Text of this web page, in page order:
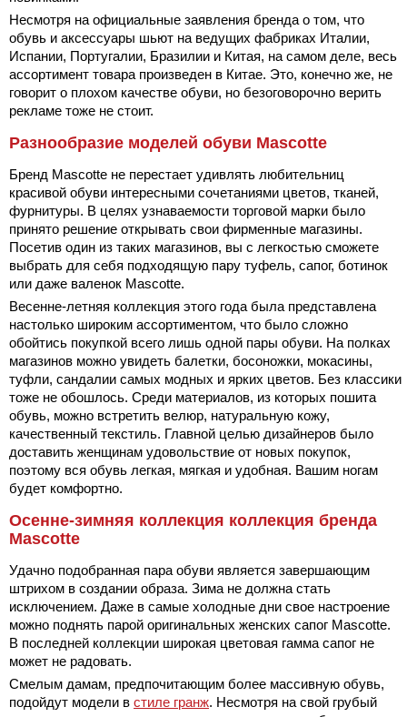
Несмотря на официальные заявления бренда о том, что
обувь и аксессуары шьют на ведущих фабриках Италии,
Испании, Португалии, Бразилии и Китая, на самом деле, весь
ассортимент товара произведен в Китае. Это, конечно же, не
говорит о плохом качестве обуви, но безоговорочно верить
рекламе тоже не стоит.
Разнообразие моделей обуви Mascotte
Бренд Mascotte не перестает удивлять любительниц
красивой обуви интересными сочетаниями цветов, тканей,
фурнитуры. В целях узнаваемости торговой марки было
принято решение открывать свои фирменные магазины.
Посетив один из таких магазинов, вы с легкостью сможете
выбрать для себя подходящую пару туфель, сапог, ботинок
или даже валенок Mascotte.
Весенне-летняя коллекция этого года была представлена
настолько широким ассортиментом, что было сложно
обойтись покупкой всего лишь одной пары обуви. На полках
магазинов можно увидеть балетки, босоножки, мокасины,
туфли, сандалии самых модных и ярких цветов. Без классики
тоже не обошлось. Среди материалов, из которых пошита
обувь, можно встретить велюр, натуральную кожу,
качественный текстиль. Главной целью дизайнеров было
доставить женщинам удовольствие от новых покупок,
поэтому вся обувь легкая, мягкая и удобная. Вашим ногам
будет комфортно.
Осенне-зимняя коллекция коллекция бренда
Mascotte
Удачно подобранная пара обуви является завершающим
штрихом в создании образа. Зима не должна стать
исключением. Даже в самые холодные дни свое настроение
можно поднять парой оригинальных женских сапог Mascotte.
В последней коллекции широкая цветовая гамма сапог не
может не радовать.
Смелым дамам, предпочитающим более массивную обувь,
подойдут модели в стиле гранж. Несмотря на свой грубый